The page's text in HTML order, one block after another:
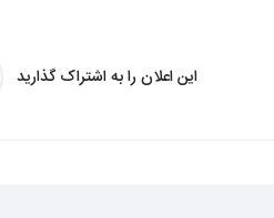
این اعلان را به اشتراک گذارید